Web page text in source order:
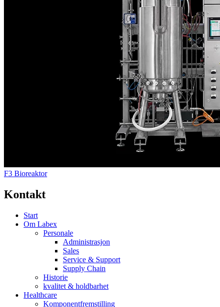
F3 Bioreaktor
Kontakt
Start
Om Labex
Personale
Administrasjon
Sales
Service & Support
Supply Chain
Historie
kvalitet & holdbarhet
Healthcare
Komponentfremstilling